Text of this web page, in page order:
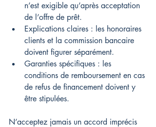
n’est exigible qu’après acceptation
de l’offre de prêt.
Explications claires : les honoraires
clients et la commission bancaire
doivent figurer séparément.
Garanties spécifiques : les
conditions de remboursement en cas
de refus de financement doivent y
être stipulées.
N’acceptez jamais un accord imprécis